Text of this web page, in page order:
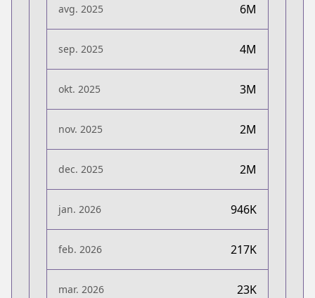
avg. 2025 6M
sep. 2025 4M
okt. 2025 3M
nov. 2025 2M
dec. 2025 2M
jan. 2026 946K
feb. 2026 217K
mar. 2026 23K